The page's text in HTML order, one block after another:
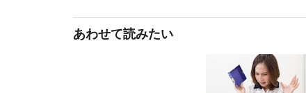
あわせて読みたい